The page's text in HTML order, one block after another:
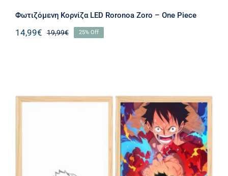
Φωτιζόμενη Κορνίζα LED Roronoa Zoro – One Piece
19,99€
14,99€ 25% Off
Διακοσμητική Φωτιζόμενη Κορνίζα
Led One Piece Luffy 32,5x23cm USB